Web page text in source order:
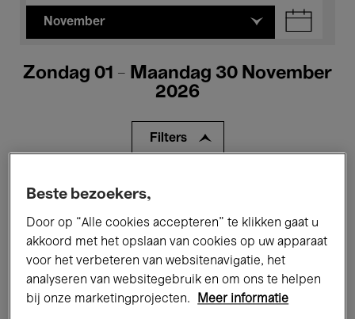
November
Zondag 01 - Maandag 30 November
2026
Filters
Alle evenementen
Tentoonstellingen Films
Performances Lezingen & Debatten
Jazz Klassieke Muziek Global Music
Beste bezoekers,
Door op “Alle cookies accepteren” te klikken gaat u
akkoord met het opslaan van cookies op uw apparaat
voor het verbeteren van websitenavigatie, het
analyseren van websitegebruik en om ons te helpen
bij onze marketingprojecten.
Meer informatie